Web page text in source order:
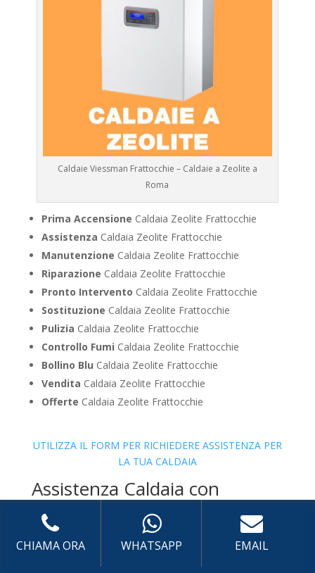
Caldaie Viessman Frattocchie – Caldaie a Zeolite a
Roma
Prima Accensione Caldaia Zeolite Frattocchie
Assistenza Caldaia Zeolite Frattocchie
Manutenzione Caldaia Zeolite Frattocchie
Riparazione Caldaia Zeolite Frattocchie
Pronto Intervento Caldaia Zeolite Frattocchie
Sostituzione Caldaia Zeolite Frattocchie
Pulizia Caldaia Zeolite Frattocchie
Controllo Fumi Caldaia Zeolite Frattocchie
Bollino Blu Caldaia Zeolite Frattocchie
Vendita Caldaia Zeolite Frattocchie
Offerte Caldaia Zeolite Frattocchie
UTILIZZA IL FORM PER RICHIEDERE ASSISTENZA PER
LA TUA CALDAIA
Assistenza Caldaia con
sistema di centralizzazione
Viessman
CHIAMA ORA WHATSAPP EMAIL